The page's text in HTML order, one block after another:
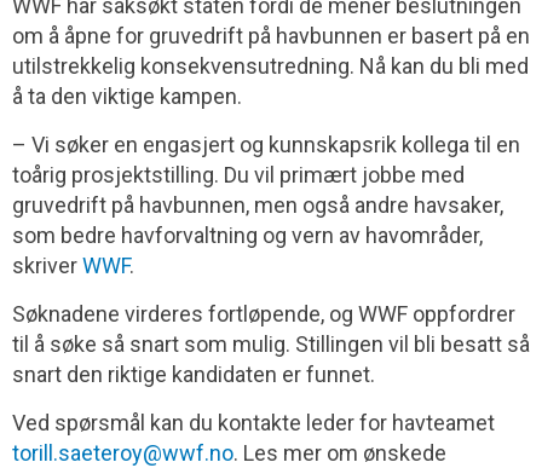
WWF har saksøkt staten fordi de mener beslutningen
om å åpne for gruvedrift på havbunnen er basert på en
utilstrekkelig konsekvensutredning. Nå kan du bli med
å ta den viktige kampen.
– Vi søker en engasjert og kunnskapsrik kollega til en
toårig prosjektstilling. Du vil primært jobbe med
gruvedrift på havbunnen, men også andre havsaker,
som bedre havforvaltning og vern av havområder,
skriverWWF.
Søknadene virderes fortløpende, og WWF oppfordrer
til å søke så snart som mulig. Stillingen vil bli besatt så
snart den riktige kandidaten er funnet.
Ved spørsmål kan du kontakte leder for havteamet
torill.saeteroy@wwf.no. Les mer om ønskede